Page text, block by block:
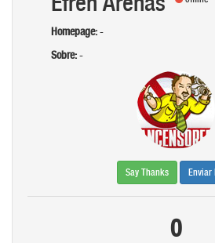
Homepage:-
Sobre:-
Say Thanks Enviar
0